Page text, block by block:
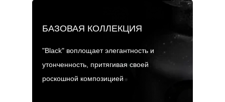
БАЗОВАЯ КОЛЛЕКЦИЯ
"Black" воплощает элегантность и
утонченность, притягивая своей
роскошной композицией